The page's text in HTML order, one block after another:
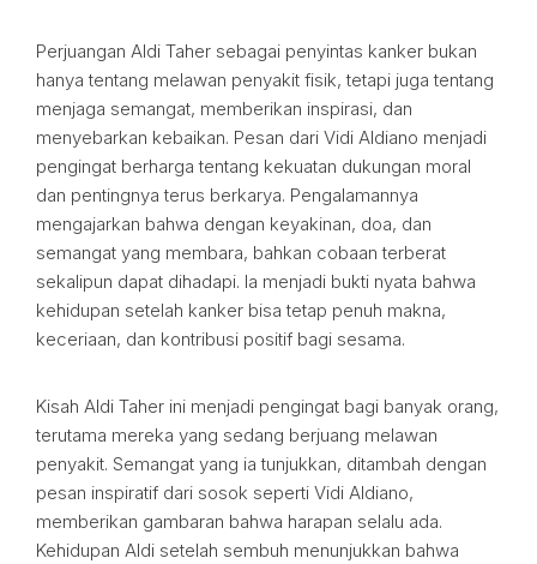
Perjuangan Aldi Taher sebagai penyintas kanker bukan
hanya tentang melawan penyakit fisik, tetapi juga tentang
menjaga semangat, memberikan inspirasi, dan
menyebarkan kebaikan. Pesan dari Vidi Aldiano menjadi
pengingat berharga tentang kekuatan dukungan moral
dan pentingnya terus berkarya. Pengalamannya
mengajarkan bahwa dengan keyakinan, doa, dan
semangat yang membara, bahkan cobaan terberat
sekalipun dapat dihadapi. Ia menjadi bukti nyata bahwa
kehidupan setelah kanker bisa tetap penuh makna,
keceriaan, dan kontribusi positif bagi sesama.
Kisah Aldi Taher ini menjadi pengingat bagi banyak orang,
terutama mereka yang sedang berjuang melawan
penyakit. Semangat yang ia tunjukkan, ditambah dengan
pesan inspiratif dari sosok seperti Vidi Aldiano,
memberikan gambaran bahwa harapan selalu ada.
Kehidupan Aldi setelah sembuh menunjukkan bahwa